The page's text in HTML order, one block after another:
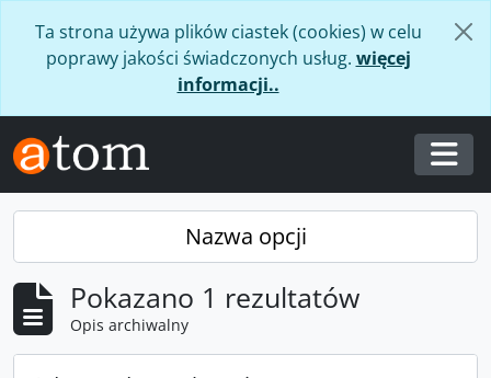
Ta strona używa plików ciastek (cookies) w celu
poprawy jakości świadczonych usług. więcej
informacji..
Nazwa opcji
Pokazano 1 rezultatów
Opis archiwalny